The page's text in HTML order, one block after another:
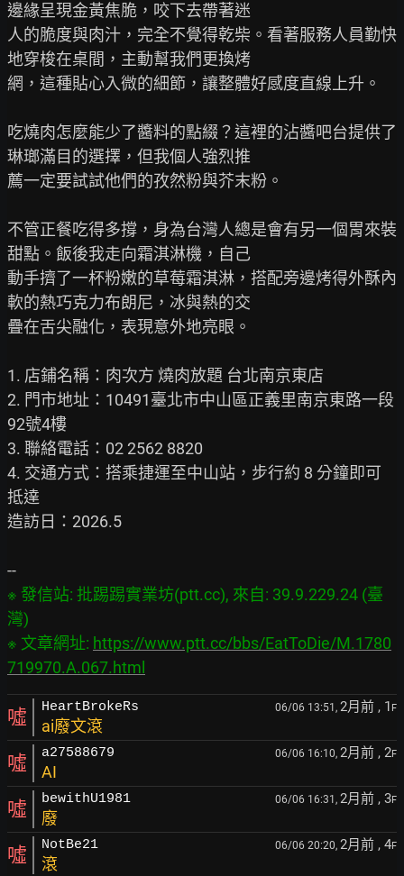
邊緣呈現金黃焦脆，咬下去帶著迷
人的脆度與肉汁，完全不覺得乾柴。看著服務人員勤快
地穿梭在桌間，主動幫我們更換烤
網，這種貼心入微的細節，讓整體好感度直線上升。
吃燒肉怎麼能少了醬料的點綴？這裡的沾醬吧台提供了
琳瑯滿目的選擇，但我個人強烈推
薦一定要試試他們的孜然粉與芥末粉。
不管正餐吃得多撐，身為台灣人總是會有另一個胃來裝
甜點。飯後我走向霜淇淋機，自己
動手擠了一杯粉嫩的草莓霜淇淋，搭配旁邊烤得外酥內
軟的熱巧克力布朗尼，冰與熱的交
疊在舌尖融化，表現意外地亮眼。
1. 店鋪名稱：肉次方 燒肉放題 台北南京東店
2. 門市地址：10491臺北市中山區正義里南京東路一段
92號4樓
3. 聯絡電話：02 2562 8820
4. 交通方式：搭乘捷運至中山站，步行約 8 分鐘即可
抵達
造訪日：2026.5
※ 發信站: 批踢踢實業坊(ptt.cc), 來自: 39.9.229.24 (臺
灣)
※ 文章網址: https://www.ptt.cc/bbs/EatToDie/M.1780
719970.A.067.html
噓 HeartBrokeRs 06/06 13:51, 2月前 , 1 F
ai廢文滾
噓 a27588679 06/06 16:10, 2月前 , 2F
AI
噓 bewithU1981 06/06 16:31, 2月前 , 3F
廢
噓 NotBe21 06/06 20:20, 2月前 , 4F
滾